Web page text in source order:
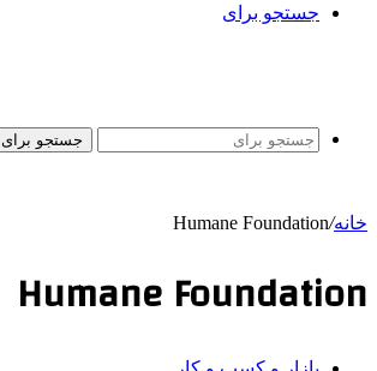
جستجو برای
جستجو برای
خانه/
Humane Foundation
Humane Foundation